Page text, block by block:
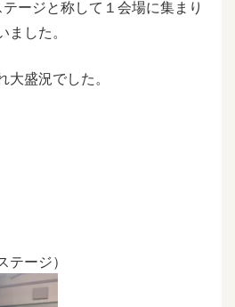
ージと称して１会場に集まり
ました。
大盛況でした。
テージ）